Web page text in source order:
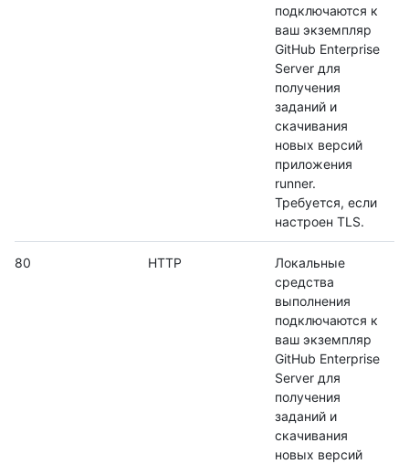
подключаются к
ваш экземпляр
GitHub Enterprise
Server для
получения
заданий и
скачивания
новых версий
приложения
runner.
Требуется, если
настроен TLS.
80 HTTP
Локальные
средства
выполнения
подключаются к
ваш экземпляр
GitHub Enterprise
Server для
получения
заданий и
скачивания
новых версий